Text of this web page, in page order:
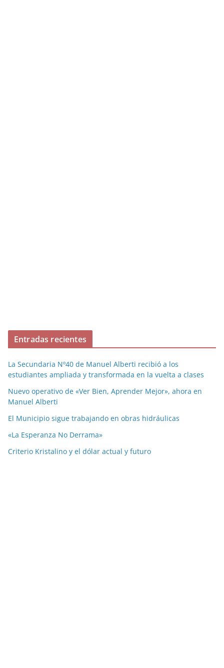
Entradas recientes
La Secundaria Nº40 de Manuel Alberti recibió a los
estudiantes ampliada y transformada en la vuelta a clases
Nuevo operativo de «Ver Bien, Aprender Mejor», ahora en
Manuel Alberti
El Municipio sigue trabajando en obras hidráulicas
«La Esperanza No Derrama»
Criterio Kristalino y el dólar actual y futuro